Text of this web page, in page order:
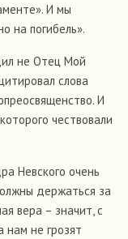
И мы
на погибель».
не Отец Мой
слова
И
чествовали
Невского очень
держаться за
вера – значит, с
нам не грозят